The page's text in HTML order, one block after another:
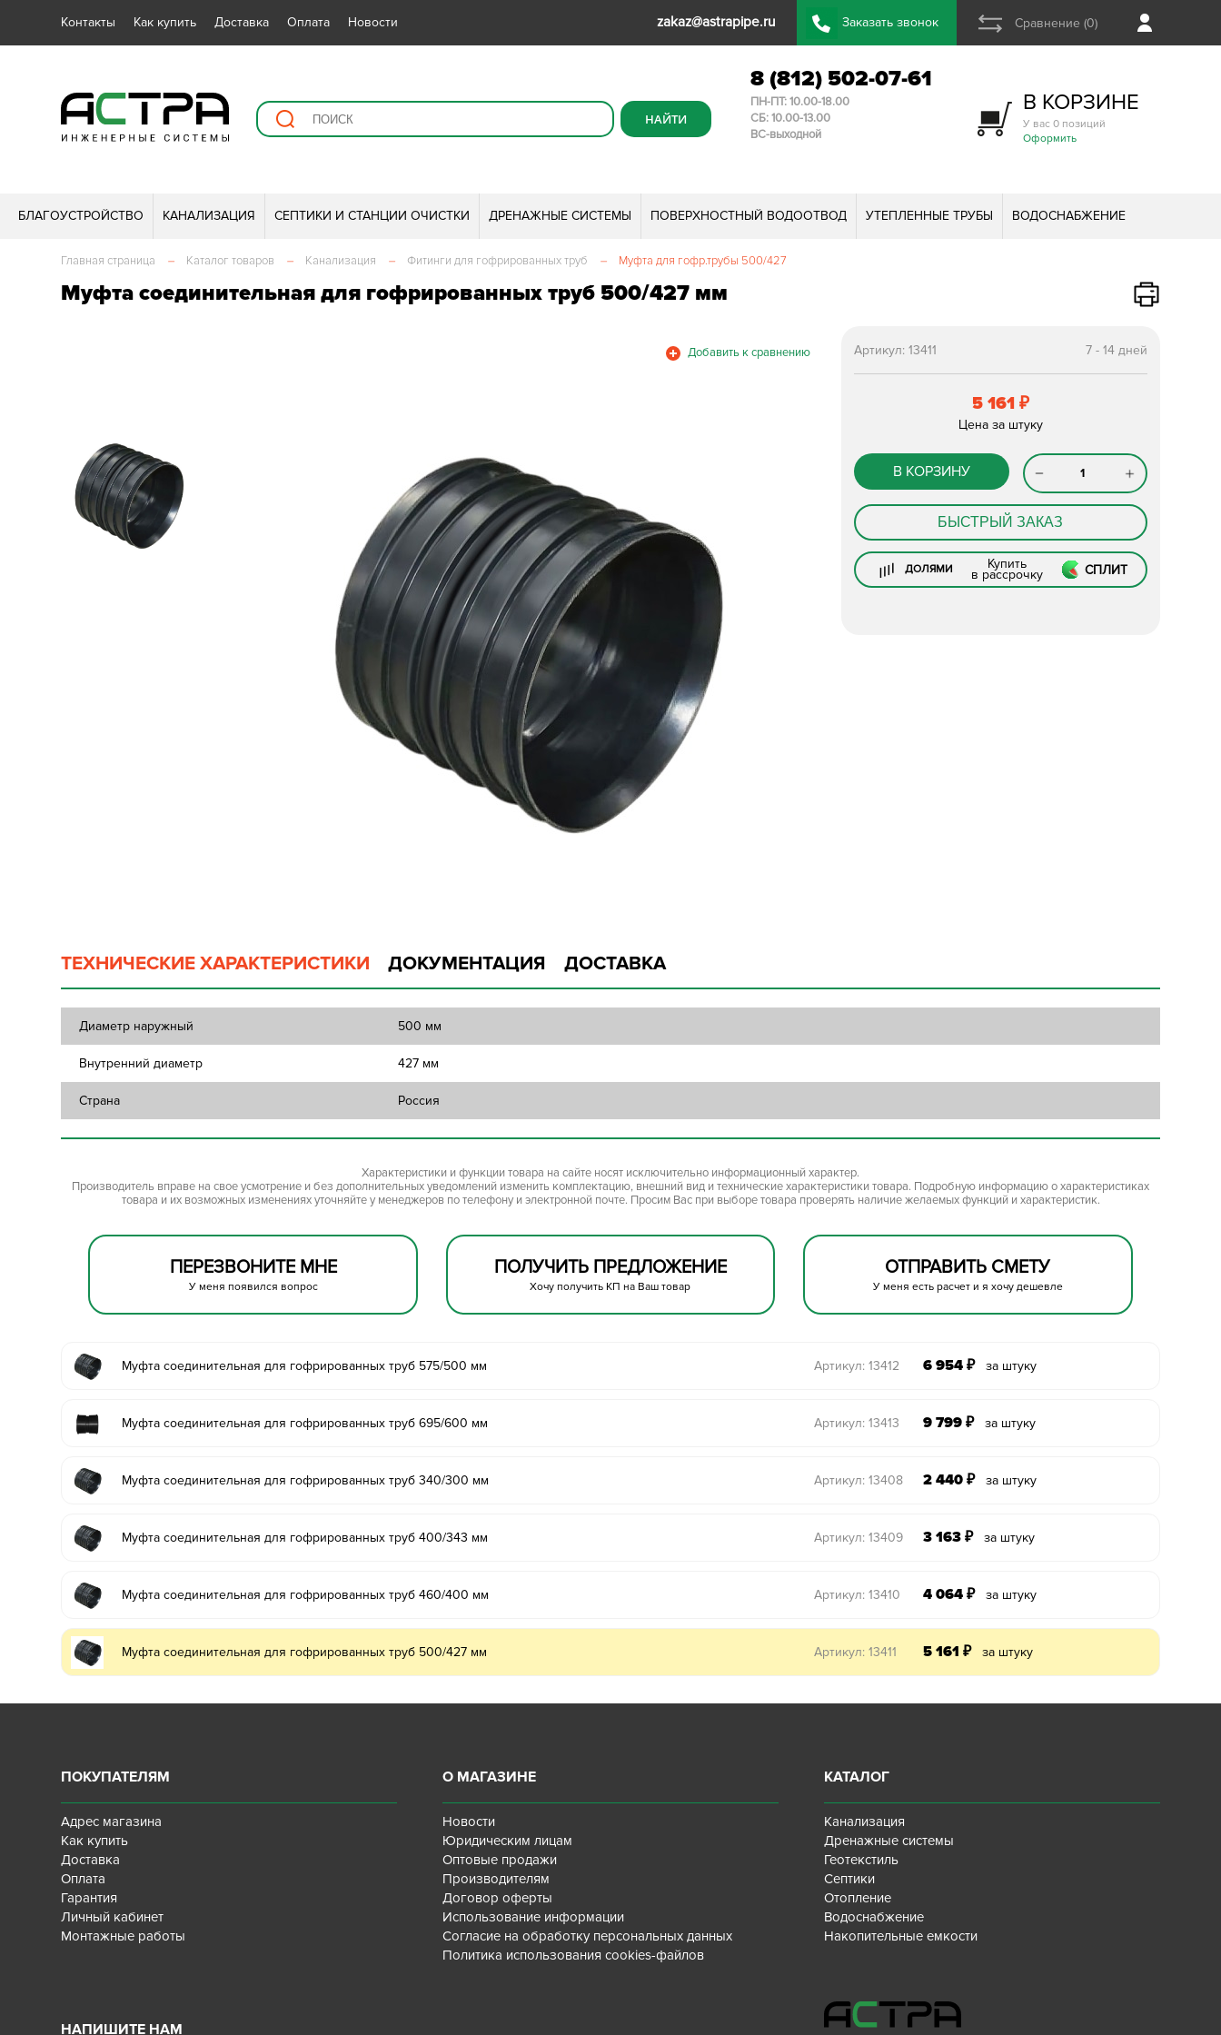
Контакты Как купить Доставка Оплата Новости zakaz@astrapipe.ru Заказать звонок Сравнение (0)
8 (812) 502-07-61
ПН-ПТ: 10.00-18.00
СБ: 10.00-13.00
ВС-выходной
В КОРЗИНЕ
У вас 0 позиций
Оформить
БЛАГОУСТРОЙСТВО КАНАЛИЗАЦИЯ СЕПТИКИ И СТАНЦИИ ОЧИСТКИ ДРЕНАЖНЫЕ СИСТЕМЫ ПОВЕРХНОСТНЫЙ ВОДООТВОД УТЕПЛЕННЫЕ ТРУБЫ ВОДОСНАБЖЕНИЕ
Главная страница – Каталог товаров – Канализация – Фитинги для гофрированных труб – Муфта для гофр.трубы 500/427
Муфта соединительная для гофрированных труб 500/427 мм
7 - 14 дней
Артикул:13411
5 161 ₽
Цена за штуку
В КОРЗИНУ
БЫСТРЫЙ ЗАКАЗ
ДОЛЯМИ Купить
в рассрочку СПЛИТ
ТЕХНИЧЕСКИЕ ХАРАКТЕРИСТИКИ ДОКУМЕНТАЦИЯ ДОСТАВКА
Диаметр наружный 500 мм
Внутренний диаметр 427 мм
Страна Россия
Характеристики и функции товара на сайте носят исключительно информационный характер.
Производитель вправе на свое усмотрение и без дополнительных уведомлений изменить комплектацию, внешний вид и технические характеристики товара. Подробную информацию о характеристиках
товара и их возможных изменениях уточняйте у менеджеров по телефону и электронной почте. Просим Вас при выборе товара проверять наличие желаемых функций и характеристик.
ПЕРЕЗВОНИТЕ МНЕ
У меня появился вопрос
ПОЛУЧИТЬ ПРЕДЛОЖЕНИЕ
Хочу получить КП на Ваш товар
ОТПРАВИТЬ СМЕТУ
У меня есть расчет и я хочу дешевле
Муфта соединительная для гофрированных труб 575/500 мм Артикул: 13412 6 954 ₽ за штуку
Муфта соединительная для гофрированных труб 695/600 мм Артикул: 13413 9 799 ₽ за штуку
Муфта соединительная для гофрированных труб 340/300 мм Артикул: 13408 2 440 ₽ за штуку
Муфта соединительная для гофрированных труб 400/343 мм Артикул: 13409 3 163 ₽ за штуку
Муфта соединительная для гофрированных труб 460/400 мм Артикул: 13410 4 064 ₽ за штуку
Муфта соединительная для гофрированных труб 500/427 мм Артикул: 13411 5 161 ₽ за штуку
ПОКУПАТЕЛЯМ
Адрес магазина
Как купить
Доставка
Оплата
Гарантия
Личный кабинет
Монтажные работы
О МАГАЗИНЕ
Новости
Юридическим лицам
Оптовые продажи
Производителям
Договор оферты
Использование информации
Согласие на обработку персональных данных
Политика использования cookies-файлов
КАТАЛОГ
Канализация
Дренажные системы
Геотекстиль
Септики
Отопление
Водоснабжение
Накопительные емкости
НАПИШИТЕ НАМ